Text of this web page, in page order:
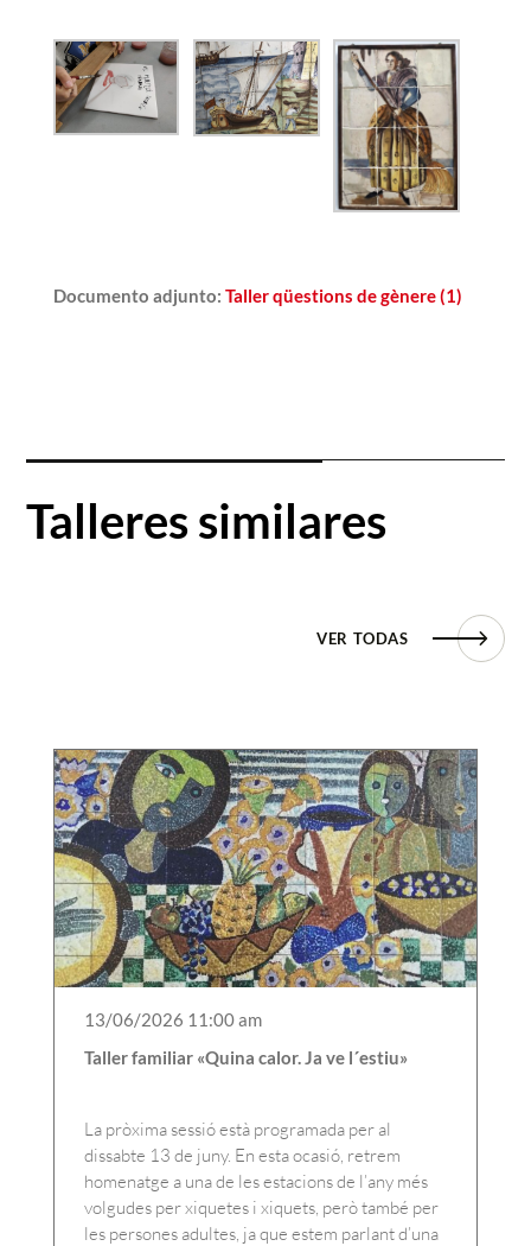
Documento adjunto: Taller qüestions de gènere (1)
Talleres similares
VER TODAS
13/06/2026 11:00 am
Taller familiar «Quina calor. Ja ve l´estiu»
La pròxima sessió està programada per al
dissabte 13 de juny. En esta ocasió, retrem
homenatge a una de les estacions de l’any més
volgudes per xiquetes i xiquets, però també per
les persones adultes, ja que estem parlant d’una